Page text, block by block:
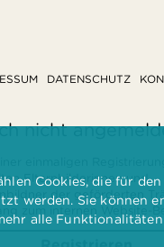
DATENSCHUTZ
nicht
Elternbilderinnen und
der geförderten
zum internen Website-
Cookies, die für
werden. Sie können
alle